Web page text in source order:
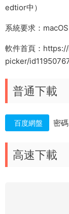
edtior中）
系統要求：
軟件首頁：
picker/
普通下載
百度網盤 密
高速下載